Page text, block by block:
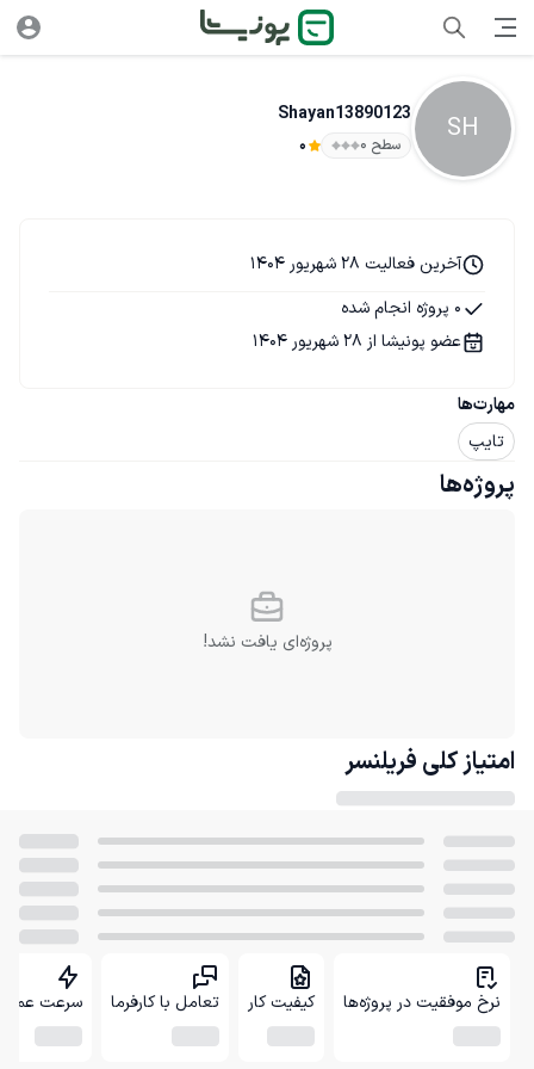
SH
Shayan13890123
سطح ۰ 0
مهارت‌ها
تایپ
آخرین فعالیت 28 شهریور 1404
0 پروژه انجام شده
عضو پونیشا از 28 شهریور 1404
پروژه‌ها
پروژه‌ای یافت نشد!
امتیاز کلی فریلنسر
نرخ موفقیت در پروژه‌ها کیفیت کار تعامل با کارفرما سرعت عمل